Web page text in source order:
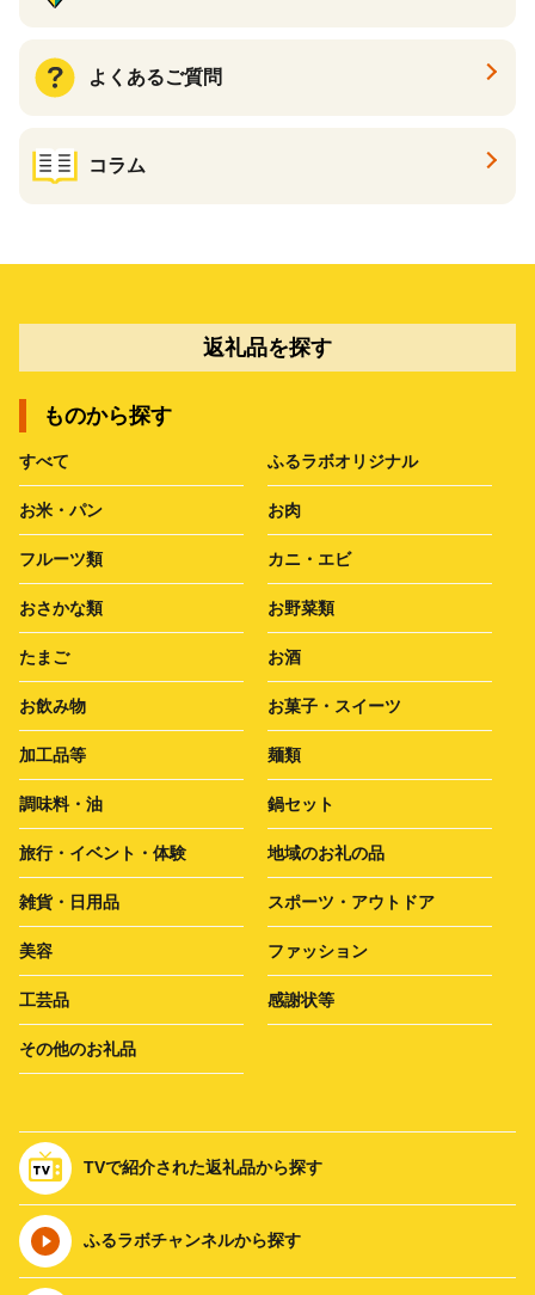
よくあるご質問
コラム
返礼品を探す
ものから探す
すべて ふるラボオリジナル
お米・パン お肉
フルーツ類 カニ・エビ
おさかな類 お野菜類
たまご お酒
お飲み物 お菓子・スイーツ
加工品等 麺類
調味料・油 鍋セット
旅行・イベント・体験 地域のお礼の品
雑貨・日用品 スポーツ・アウトドア
美容 ファッション
工芸品 感謝状等
その他のお礼品
TVで紹介された返礼品から探す
ふるラボチャンネルから探す